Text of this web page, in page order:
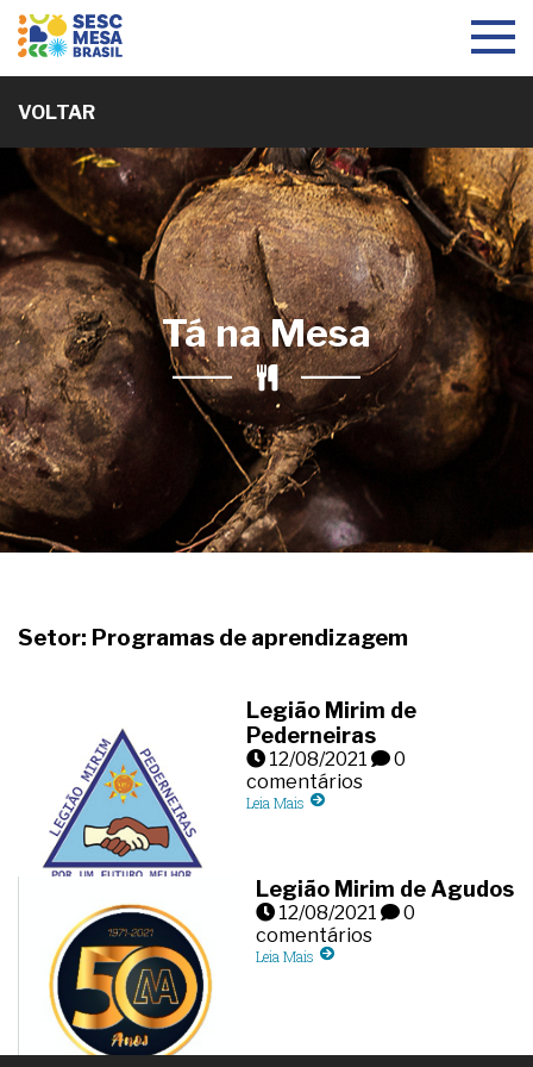
Toggle
VOLTAR
Tá na Mesa
Setor: Programas de aprendizagem
Legião Mirim de
Pederneiras
12/08/2021
0
comentários
Leia Mais
Legião Mirim de Agudos
12/08/2021
0
comentários
Leia Mais